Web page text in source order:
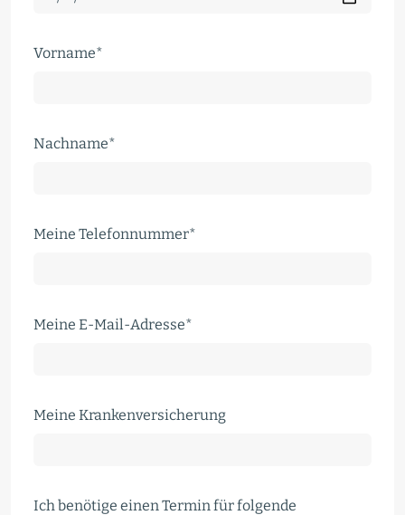
Pflichtfeld
Vorname*
Pflichtfeld
Nachname*
Pflichtfeld
Meine Telefonnummer*
Pflichtfeld
Meine E-Mail-Adresse*
Meine Krankenversicherung
Pflichtfeld
Ich benötige einen Termin für folgende